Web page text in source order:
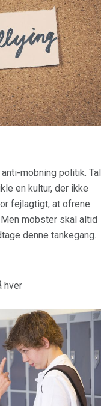
mobning politik. Tal
en kultur, der ikke
fejlagtigt, at ofrene
mobster skal altid
denne tankegang.
hver